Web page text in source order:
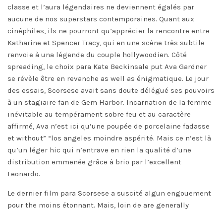
classe et l’aura légendaires ne deviennent égalés par
aucune de nos superstars contemporaines. Quant aux
cinéphiles, ils ne pourront qu’apprécier la rencontre entre
Katharine et Spencer Tracy, qui en une scène très subtile
renvoie à una légende du couple hollywoodien. Côté
spreading, le choix para Kate Beckinsale put Ava Gardner
se révèle être en revanche as well as énigmatique. Le jour
des essais, Scorsese avait sans doute délégué ses pouvoirs
à un stagiaire fan de Gem Harbor. Incarnation de la femme
inévitable au tempérament sobre feu et au caractère
affirmé, Ava n’est ici qu’une poupée de porcelaine fadasse
et without” “los angeles moindre aspérité. Mais ce n’est là
qu’un léger hic qui n’entrave en rien la qualité d’une
distribution emmenée grâce à brio par l’excellent
Leonardo.
Le dernier film para Scorsese a suscité algun engouement
pour the moins étonnant. Mais, loin de are generally